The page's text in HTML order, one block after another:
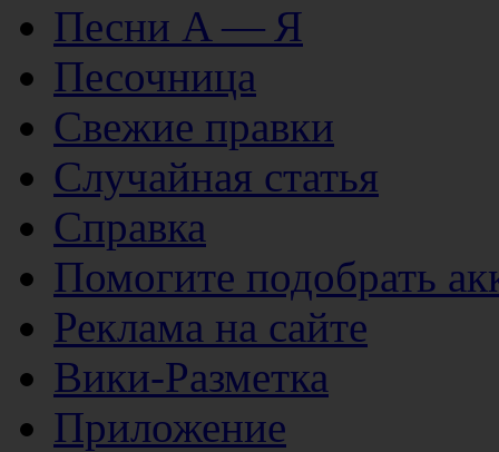
Песни А — Я
Песочница
Свежие правки
Случайная статья
Справка
Помогите подобрать
Реклама на сайте
Вики-Разметка
Приложение